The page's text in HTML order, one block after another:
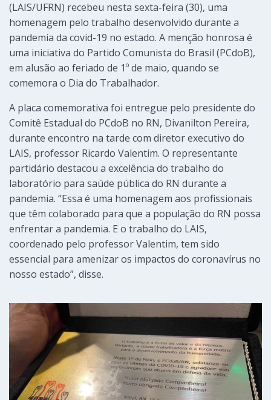
(LAIS/UFRN) recebeu nesta sexta-feira (30), uma
homenagem pelo trabalho desenvolvido durante a
pandemia da covid-19 no estado. A menção honrosa é
uma iniciativa do Partido Comunista do Brasil (PCdoB),
em alusão ao feriado de 1º de maio, quando se
comemora o Dia do Trabalhador.
A placa comemorativa foi entregue pelo presidente do
Comitê Estadual do PCdoB no RN, Divanilton Pereira,
durante encontro na tarde com diretor executivo do
LAIS, professor Ricardo Valentim. O representante
partidário destacou a excelência do trabalho do
laboratório para saúde pública do RN durante a
pandemia. “Essa é uma homenagem aos profissionais
que têm colaborado para que a população do RN possa
enfrentar a pandemia. E o trabalho do LAIS,
coordenado pelo professor Valentim, tem sido
essencial para amenizar os impactos do coronavírus no
nosso estado”, disse.